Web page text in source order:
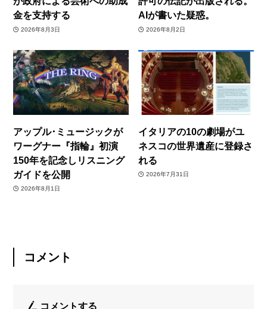
金を支持する
2026年8月3日
AIが書いた疑惑。
2026年8月2日
アップル･ミュージックが
ワーグナー『指輪』初演
150年を記念しリスニング
ガイドを公開
2026年8月1日
イタリアの10の劇場がユ
ネスコの世界遺産に登録さ
れる
2026年7月31日
コメント
コメントする